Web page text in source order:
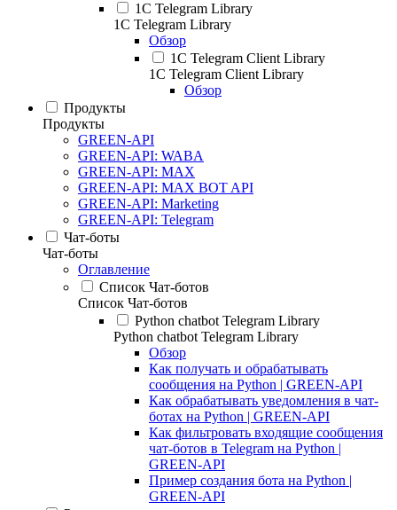
1С Telegram Library
1С Telegram Library
Обзор
1C Telegram Client Library
1C Telegram Client Library
Обзор
Продукты
Продукты
GREEN-API
GREEN-API: WABA
GREEN-API: MAX
GREEN-API: MAX BOT API
GREEN-API: Marketing
GREEN-API: Telegram
Чат-боты
Чат-боты
Оглавление
Список Чат-ботов
Список Чат-ботов
Python chatbot Telegram Library
Python chatbot Telegram Library
Обзор
Как получать и обрабатывать
сообщения на Python | GREEN-API
Как обрабатывать уведомления в чат-
ботах на Python | GREEN-API
Как фильтровать входящие сообщения
чат-ботов в Telegram на Python |
GREEN-API
Пример создания бота на Python |
GREEN-API